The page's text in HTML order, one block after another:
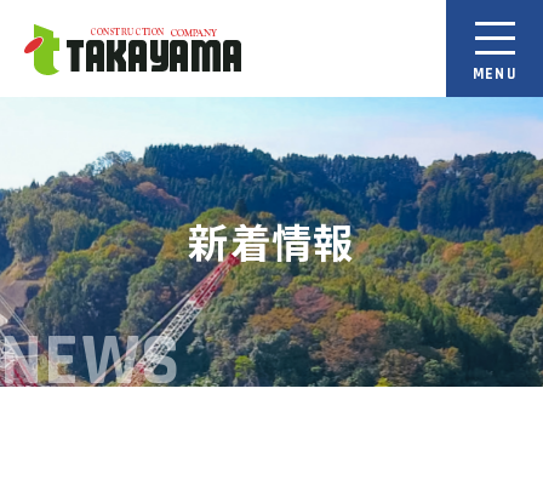
新着情報
NEWS